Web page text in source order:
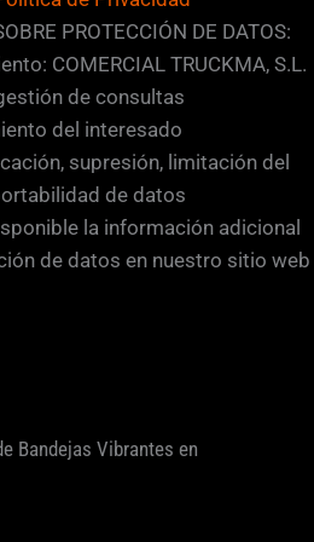
PROTECCIÓN DE DATOS:
COMERCIAL TRUCKMA, S.L.
de consultas
del interesado
supresión, limitación del
de datos
la información adicional
de datos en nuestro sitio web
Bandejas Vibrantes en